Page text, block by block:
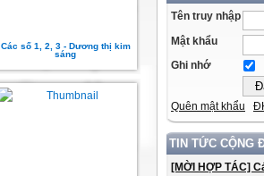
Tên truy nhập
Mật khẩu
Ghi nhớ
Quên mật khẩu
TIN TỨC CỘNG
[MỜI HỢP TÁC]
Các số 1, 2, 3 - Dương thị kim
sáng